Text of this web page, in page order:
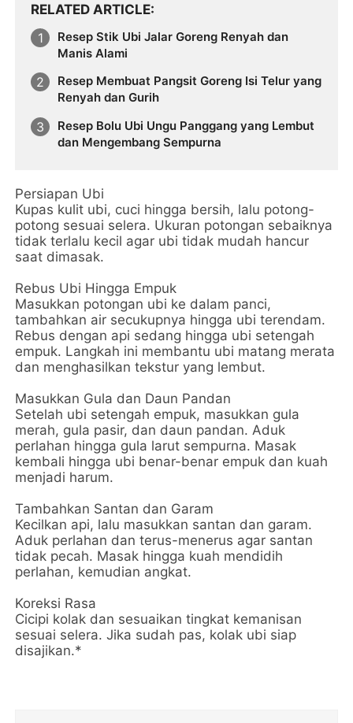
RELATED ARTICLE
Resep Stik Ubi Jalar Goreng Renyah dan
Manis Alami
​Resep Membuat Pangsit Goreng Isi Telur yang
Renyah dan Gurih
Resep Bolu Ubi Ungu Panggang yang Lembut
dan Mengembang Sempurna
Persiapan Ubi
Kupas kulit ubi, cuci hingga bersih, lalu potong-
potong sesuai selera. Ukuran potongan sebaiknya
tidak terlalu kecil agar ubi tidak mudah hancur
saat dimasak.
Rebus Ubi Hingga Empuk
Masukkan potongan ubi ke dalam panci,
tambahkan air secukupnya hingga ubi terendam.
Rebus dengan api sedang hingga ubi setengah
empuk. Langkah ini membantu ubi matang merata
dan menghasilkan tekstur yang lembut.
Masukkan Gula dan Daun Pandan
Setelah ubi setengah empuk, masukkan gula
merah, gula pasir, dan daun pandan. Aduk
perlahan hingga gula larut sempurna. Masak
kembali hingga ubi benar-benar empuk dan kuah
menjadi harum.
Tambahkan Santan dan Garam
Kecilkan api, lalu masukkan santan dan garam.
Aduk perlahan dan terus-menerus agar santan
tidak pecah. Masak hingga kuah mendidih
perlahan, kemudian angkat.
Koreksi Rasa
Cicipi kolak dan sesuaikan tingkat kemanisan
sesuai selera. Jika sudah pas, kolak ubi siap
disajikan.*